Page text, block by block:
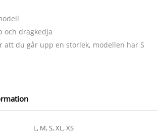
och dragkedja
att du går upp en storlek, modellen har S
L, M, S, XL, XS